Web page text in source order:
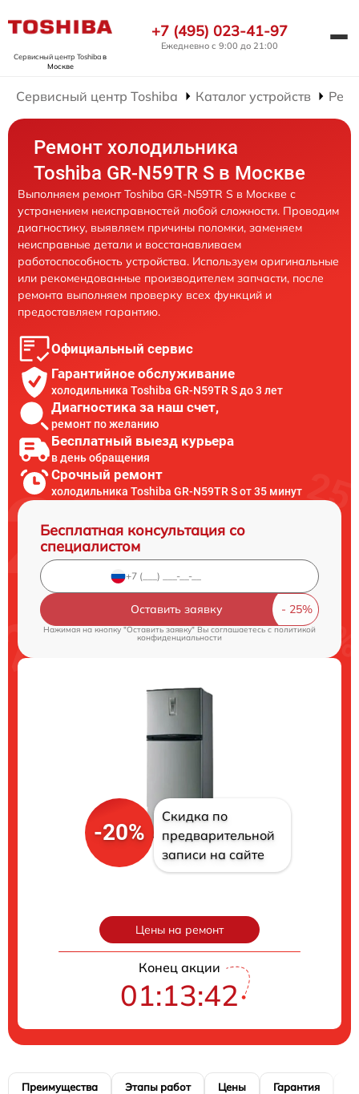
Сервисный центр Toshibaв
Москве
+7 (495) 023-41-97
Ежедневно с 9:00 до 21:00
Сервисный центр Toshiba Каталог устройств
Ремонт холодильника
Toshiba GR-N59TR S в Москве
Выполняем ремонт Toshiba GR-N59TR S в Москве с
устранением неисправностей любой сложности. Проводим
диагностику, выявляем причины поломки, заменяем
неисправные детали и восстанавливаем
работоспособность устройства. Используем оригинальные
или рекомендованные производителем запчасти, после
ремонта выполняем проверку всех функций и
предоставляем гарантию.
Официальный сервис
Гарантийное обслуживание
холодильника Toshiba GR-N59TR S до 3 лет
Диагностика за наш счет,
ремонт по желанию
Бесплатный выезд курьера
в день обращения
Срочный ремонт
холодильника Toshiba GR-N59TR S от 35 минут
Бесплатная консультация со
специалистом
Оставить заявку
Нажимая на кнопку "Оставить заявку" Вы соглашаетесь cполитикой
конфиденциальности
-20%
Скидка по
предварительной
записи на сайте
Цены на ремонт
Конец акции
01:13:41
Преимущества Этапы работ Цены Гарантия